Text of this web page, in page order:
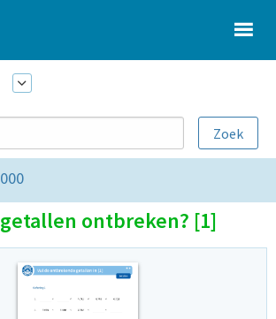
ontbreken? [1]